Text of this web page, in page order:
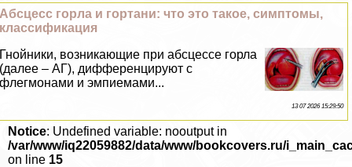
Абсцесс горла и гортани: что это такое, симптомы,
классификация
Гнойники, возникающие при абсцессе горла
(далее – АГ), дифференцируют с
флегмонами и эмпиемами...
13 07 2026 15:29:50
Notice: Undefined variable: nooutput in
/var/www/iq22059882/data/www/bookcovers.ru/
on line 15